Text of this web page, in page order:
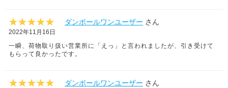
ダンボールワンユーザー さん
2022年11月16日
一瞬、荷物取り扱い営業所に「えっ」と言われましたが、引き受けて
もらって良かったです。
ダンボールワンユーザー さん